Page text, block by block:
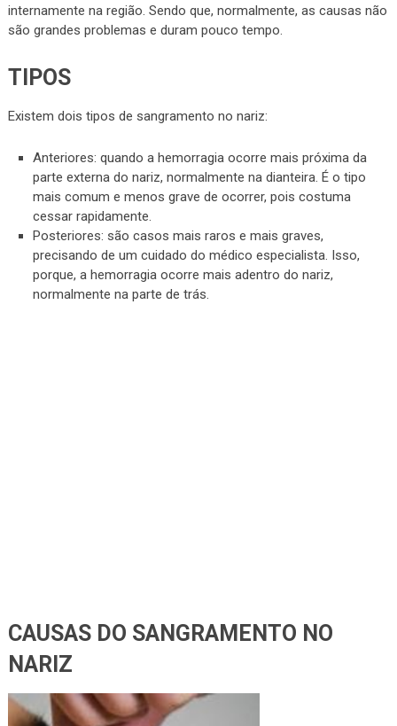
internamente na região. Sendo que, normalmente, as causas não
são grandes problemas e duram pouco tempo.
TIPOS
Existem dois tipos de sangramento no nariz:
Anteriores: quando a hemorragia ocorre mais próxima da
parte externa do nariz, normalmente na dianteira. É o tipo
mais comum e menos grave de ocorrer, pois costuma
cessar rapidamente.
Posteriores: são casos mais raros e mais graves,
precisando de um cuidado do médico especialista. Isso,
porque, a hemorragia ocorre mais adentro do nariz,
normalmente na parte de trás.
CAUSAS DO SANGRAMENTO NO
NARIZ